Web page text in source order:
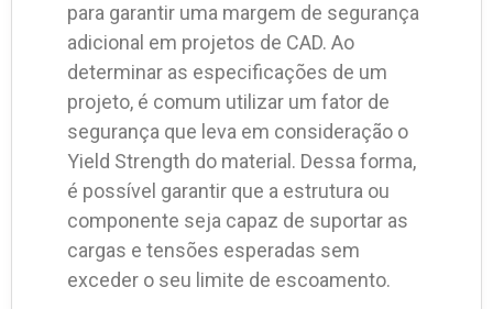
para garantir uma margem de segurança
adicional em projetos de CAD. Ao
determinar as especificações de um
projeto, é comum utilizar um fator de
segurança que leva em consideração o
Yield Strength do material. Dessa forma,
é possível garantir que a estrutura ou
componente seja capaz de suportar as
cargas e tensões esperadas sem
exceder o seu limite de escoamento.